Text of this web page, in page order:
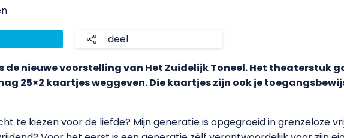
deel
de nieuwe voorstelling van Het Zuidelijk Toneel. Het theaterstuk
25×2 kaartjes weggeven. Die kaartjes zijn ook je
te kiezen voor de liefde? Mijn generatie is opgegroeid in grenzeloze